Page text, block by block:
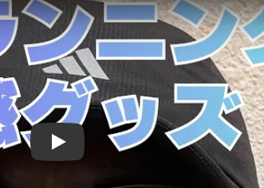
Play